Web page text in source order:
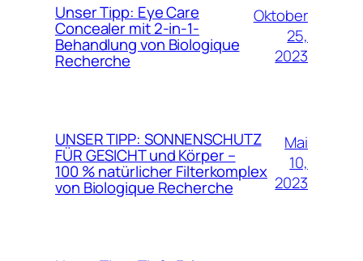
Unser Tipp: Eye Care
Concealer mit 2-in-1-
Behandlung von Biologique
Recherche
Oktober
25,
2023
UNSER TIPP: SONNENSCHUTZ
FÜR GESICHT und Körper –
100 % natürlicher Filterkomplex
von Biologique Recherche
Mai
10,
2023